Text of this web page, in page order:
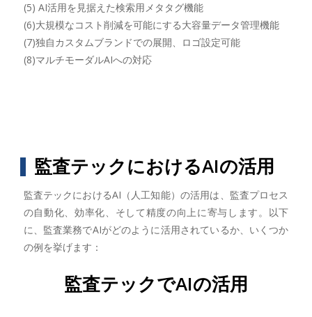
(5) AI活用を見据えた検索用メタタグ機能
(6)大規模なコスト削減を可能にする大容量データ管理機能
(7)独自カスタムブランドでの展開、ロゴ設定可能
(8)マルチモーダルAIへの対応
監査テックにおけるAIの活用
監査テックにおけるAI（人工知能）の活用は、監査プロセス
の自動化、効率化、そして精度の向上に寄与します。以下
に、監査業務でAIがどのように活用されているか、いくつか
の例を挙げます：
監査テックでAIの活用